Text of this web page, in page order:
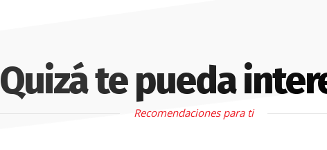
Quizá te pueda
Recomendaciones para ti